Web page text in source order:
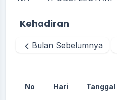
Kehadiran
Bulan Sebelumnya
No Hari Tanggal